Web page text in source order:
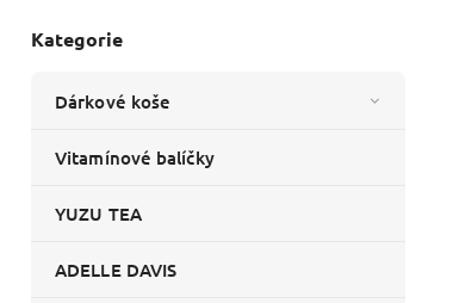
Kategorie
Dárkové koše
Vitamínové balíčky
YUZU TEA
ADELLE DAVIS